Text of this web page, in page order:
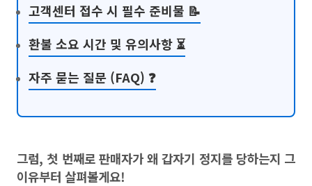
고객센터 접수 시 필수 준비물 📝
환불 소요 시간 및 유의사항 ⏳
자주 묻는 질문 (FAQ) ❓
그럼, 첫 번째로 판매자가 왜 갑자기 정지를 당하는지 그
이유부터 살펴볼게요!